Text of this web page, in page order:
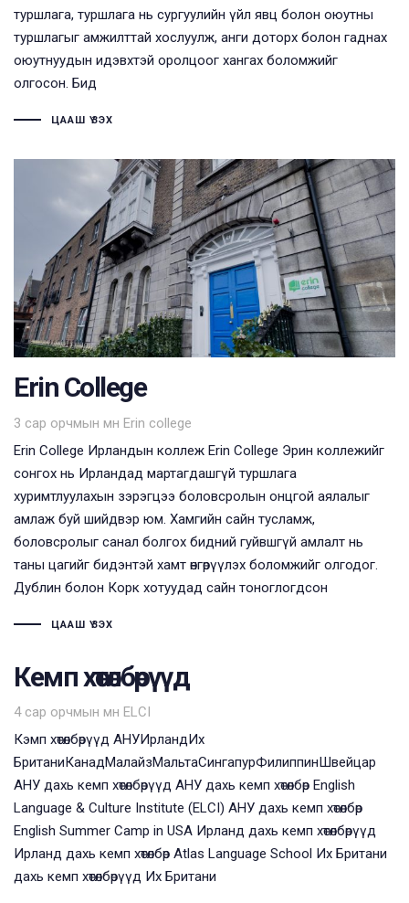
туршлага, туршлага нь сургуулийн үйл явц болон оюутны
туршлагыг амжилттай хослуулж, анги доторх болон гаднах
оюутнуудын идэвхтэй оролцоог хангах боломжийг
олгосон. Бид
ЦААШ ҮЗЭХ
Erin College
3 сар орчмын өмнө
Tags
Erin college
Erin College Ирландын коллеж Erin College Эрин коллежийг
сонгох нь Ирландад мартагдашгүй туршлага
хуримтлуулахын зэрэгцээ боловсролын онцгой аялалыг
амлаж буй шийдвэр юм. Хамгийн сайн тусламж,
боловсролыг санал болгох бидний гуйвшгүй амлалт нь
таны цагийг бидэнтэй хамт өнгөрүүлэх боломжийг олгодог.
Дублин болон Корк хотуудад сайн тоноглогдсон
ЦААШ ҮЗЭХ
Кемп хөтөлбөрүүд
4 сар орчмын өмнө
Tags
ELCI
Кэмп хөтөлбөрүүд АНУИрландИх
БританиКанадМалайзМальтаСингапурФилиппинШвейцар
АНУ дахь кемп хөтөлбөрүүд АНУ дахь кемп хөтөлбөр English
Language & Culture Institute (ELCI) АНУ дахь кемп хөтөлбөр
English Summer Camp in USA Ирланд дахь кемп хөтөлбөрүүд
Ирланд дахь кемп хөтөлбөр Atlas Language School Их Британи
дахь кемп хөтөлбөрүүд Их Британи